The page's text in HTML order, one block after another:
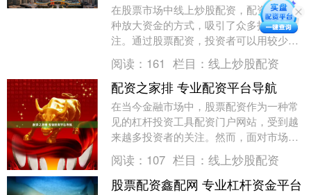
在股票市场中线上炒股配资，配资作为一
种放大资金的方式，吸引了众多投资者关
注。通过股票配资，投资者可以用较少的
自有资金撬动更大规模的交易，从而在行
情向好时放大收益....
阅读： 161 栏目： 线上炒股配资
配资之家排 专业配资平台导航
在当今金融市场中，股票配资作为一种常
见的杠杆投资工具配资门户网站，受到越
来越多投资者的关注。然而，面对市场上
数量众多的配资平台，如何快速、安全地
筛选出合规、稳定....
阅读： 107 栏目： 线上炒股配资
股票配资鑫配网 专业杠杆资金平台